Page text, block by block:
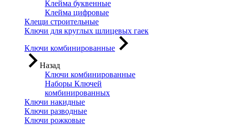
Клейма буквенные
Клейма цифровые
Клещи строительные
Ключи для круглых шлицевых гаек
Ключи комбинированные
Назад
Ключи комбинированные
Наборы Ключей
комбинированных
Ключи накидные
Ключи разводные
Ключи рожковые